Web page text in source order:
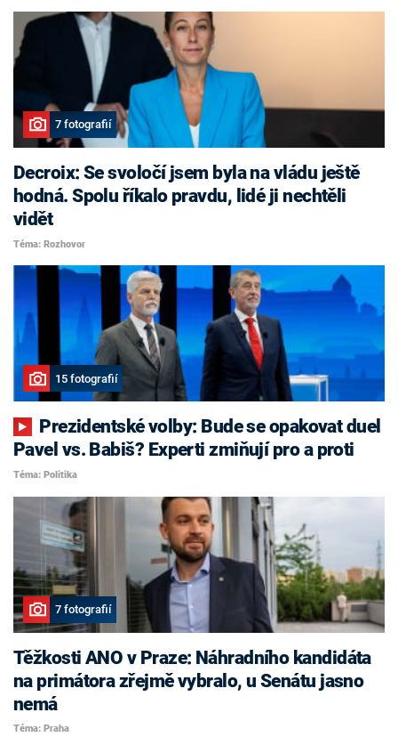
7 fotografií
Decroix: Se svoločí jsem byla na vládu ještě
hodná. Spolu říkalo pravdu, lidé ji nechtěli
vidět
Téma: Rozhovor
15 fotografií
Pavel vs. Babiš? Experti zmiňují pro a proti
Téma: Politika
7 fotografií
Těžkosti ANO v Praze: Náhradního kandidáta
na primátora zřejmě vybralo, u Senátu jasno
nemá
Téma: Praha